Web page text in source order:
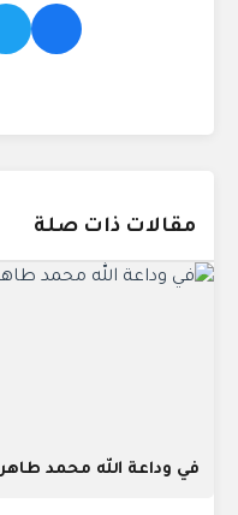
مقالات ذات صلة
في وداعة الله محمد طاهر